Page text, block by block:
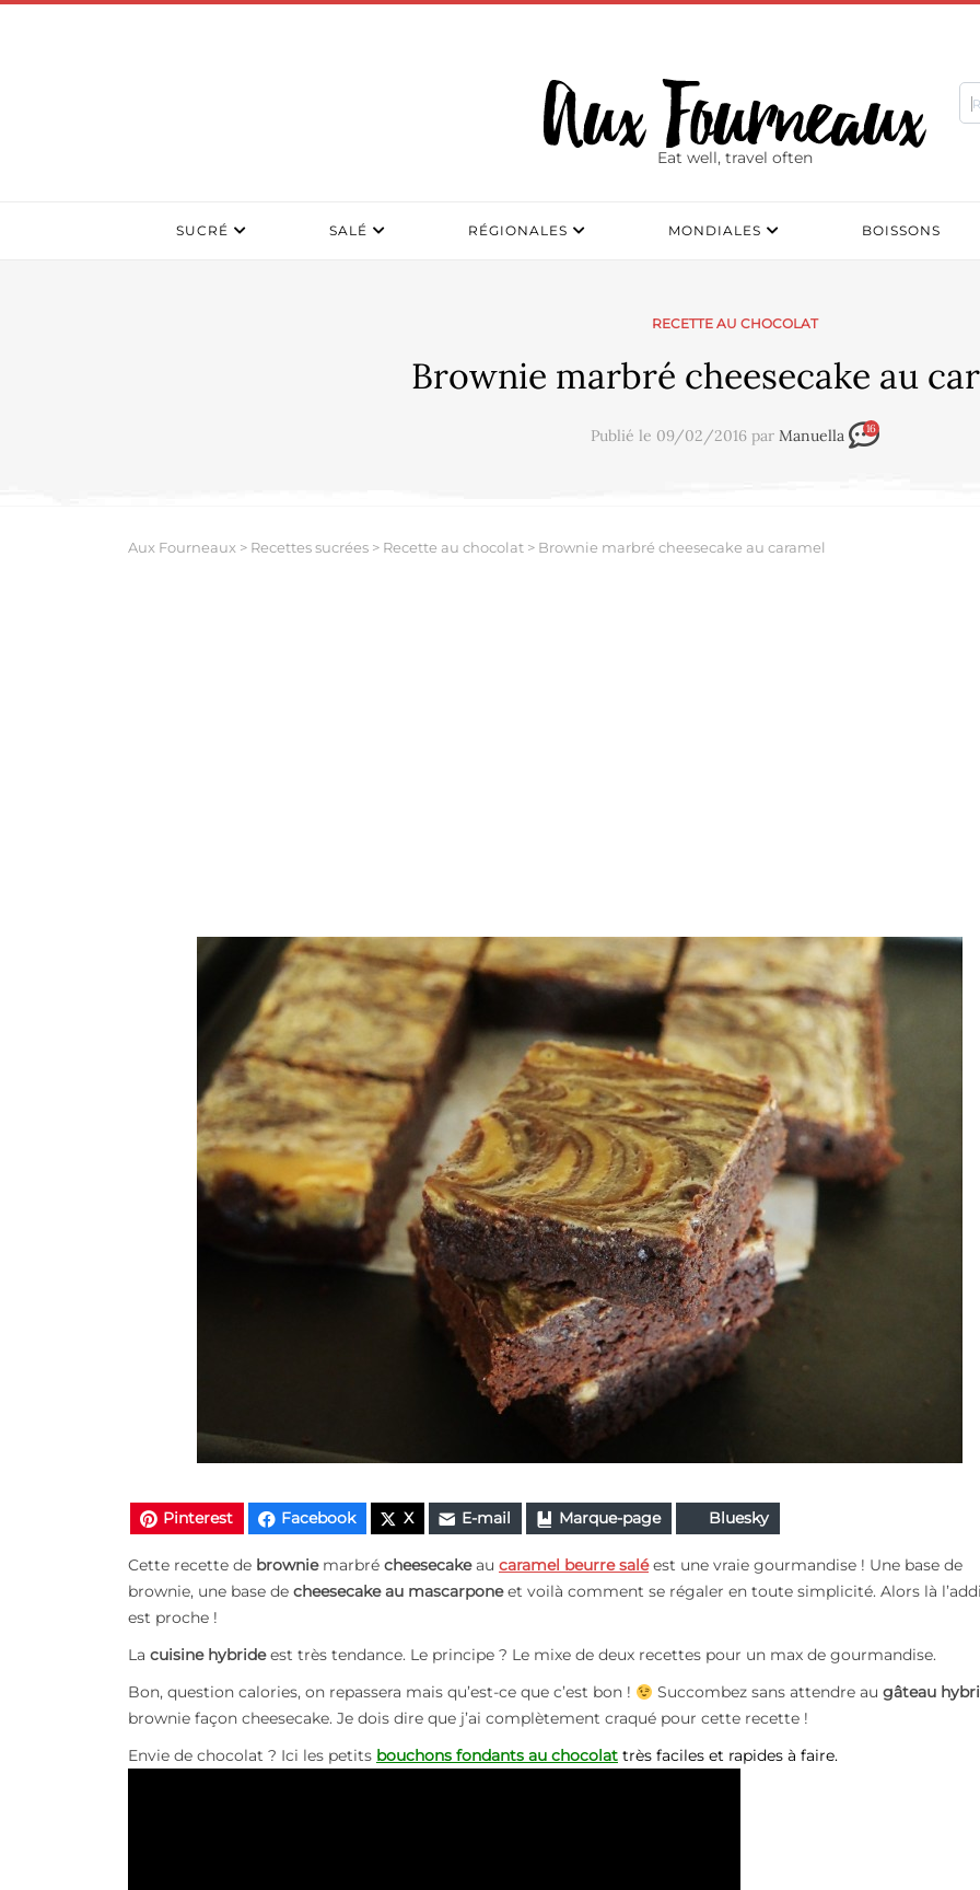
Eat well, travel often
SUCRÉ SALÉ RÉGIONALES MONDIALES BOISSONS
RECETTE AU CHOCOLAT
Brownie marbré cheesecake au
Publié le 09/02/2016 par Manuella 16
Aux Fourneaux > Recettes sucrées > Recette au chocolat > Brownie marbré cheesecake au caramel
Pinterest Facebook X E-mail Marque-page Bluesky
Cette recette de browniemarbré cheesecakeau caramel beurre saléest une vraie gourmandise ! Une base de
brownie, une base de cheesecake au mascarponeet voilà comment se régaler en toute simplicité. Alors là
est proche !
La cuisine hybrideest très tendance. Le principe ? Le mixe de deux recettes pour un max de gourmandise.
Bon, question calories, on repassera mais qu’est-ce que c’est bon !
Succombez sans attendre au gâteau
brownie façon cheesecake. Je dois dire que j’ai complètement craqué pour cette recette !
Envie de chocolat ? Ici les petits bouchons fondants au chocolat très faciles et rapides à faire.